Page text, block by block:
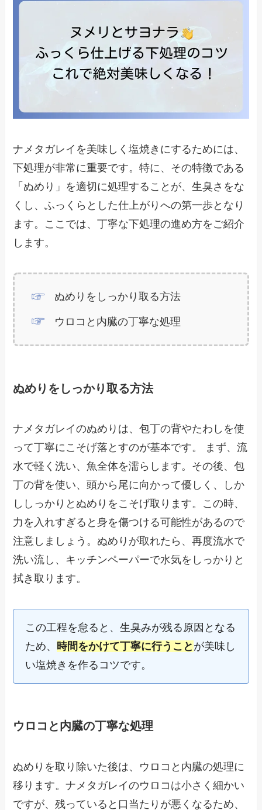
ナメタガレイを美味しく塩焼きにするためには、
下処理が非常に重要です。特に、その特徴である
「ぬめり」を適切に処理することが、生臭さをな
くし、ふっくらとした仕上がりへの第一歩となり
ます。ここでは、丁寧な下処理の進め方をご紹介
します。
ぬめりをしっかり取る方法
ウロコと内臓の丁寧な処理
ぬめりをしっかり取る方法
ナメタガレイのぬめりは、包丁の背やたわしを使
って丁寧にこそげ落とすのが基本です。 まず、流
水で軽く洗い、魚全体を濡らします。その後、包
丁の背を使い、頭から尾に向かって優しく、しか
ししっかりとぬめりをこそげ取ります。この時、
力を入れすぎると身を傷つける可能性があるので
注意しましょう。ぬめりが取れたら、再度流水で
洗い流し、キッチンペーパーで水気をしっかりと
拭き取ります。
この工程を怠ると、生臭みが残る原因となる
ため、 時間をかけて丁寧に行うこと が美味し
い塩焼きを作るコツです。
ウロコと内臓の丁寧な処理
ぬめりを取り除いた後は、ウロコと内臓の処理に
移ります。ナメタガレイのウロコは小さく細かい
ですが、残っていると口当たりが悪くなるため、